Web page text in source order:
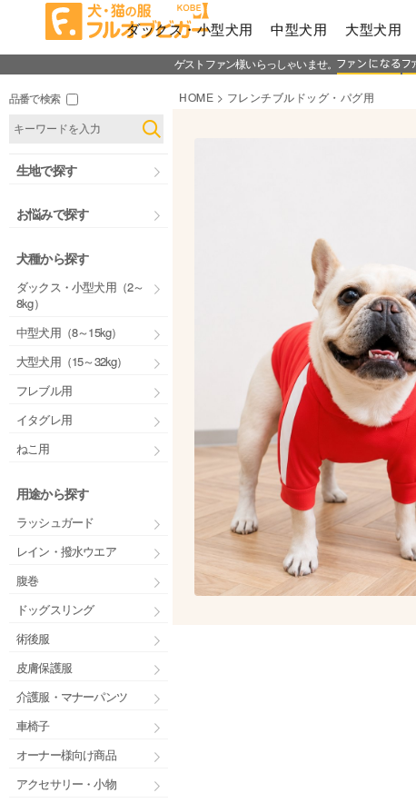
ダックス・小型犬用 中型犬用 大型犬用
ゲストファン様いらっしゃいませ。
品番で検索
生地で探す
お悩みで探す
犬種から探す
ダックス・小型犬用（2～
8kg）
中型犬用（8～15kg）
大型犬用（15～32kg）
フレブル用
イタグレ用
ねこ用
用途から探す
ラッシュガード
レイン・撥水ウエア
腹巻
ドッグスリング
術後服
皮膚保護服
介護服・マナーパンツ
車椅子
オーナー様向け商品
アクセサリー・小物
HOME フレンチブルドッグ・パグ用